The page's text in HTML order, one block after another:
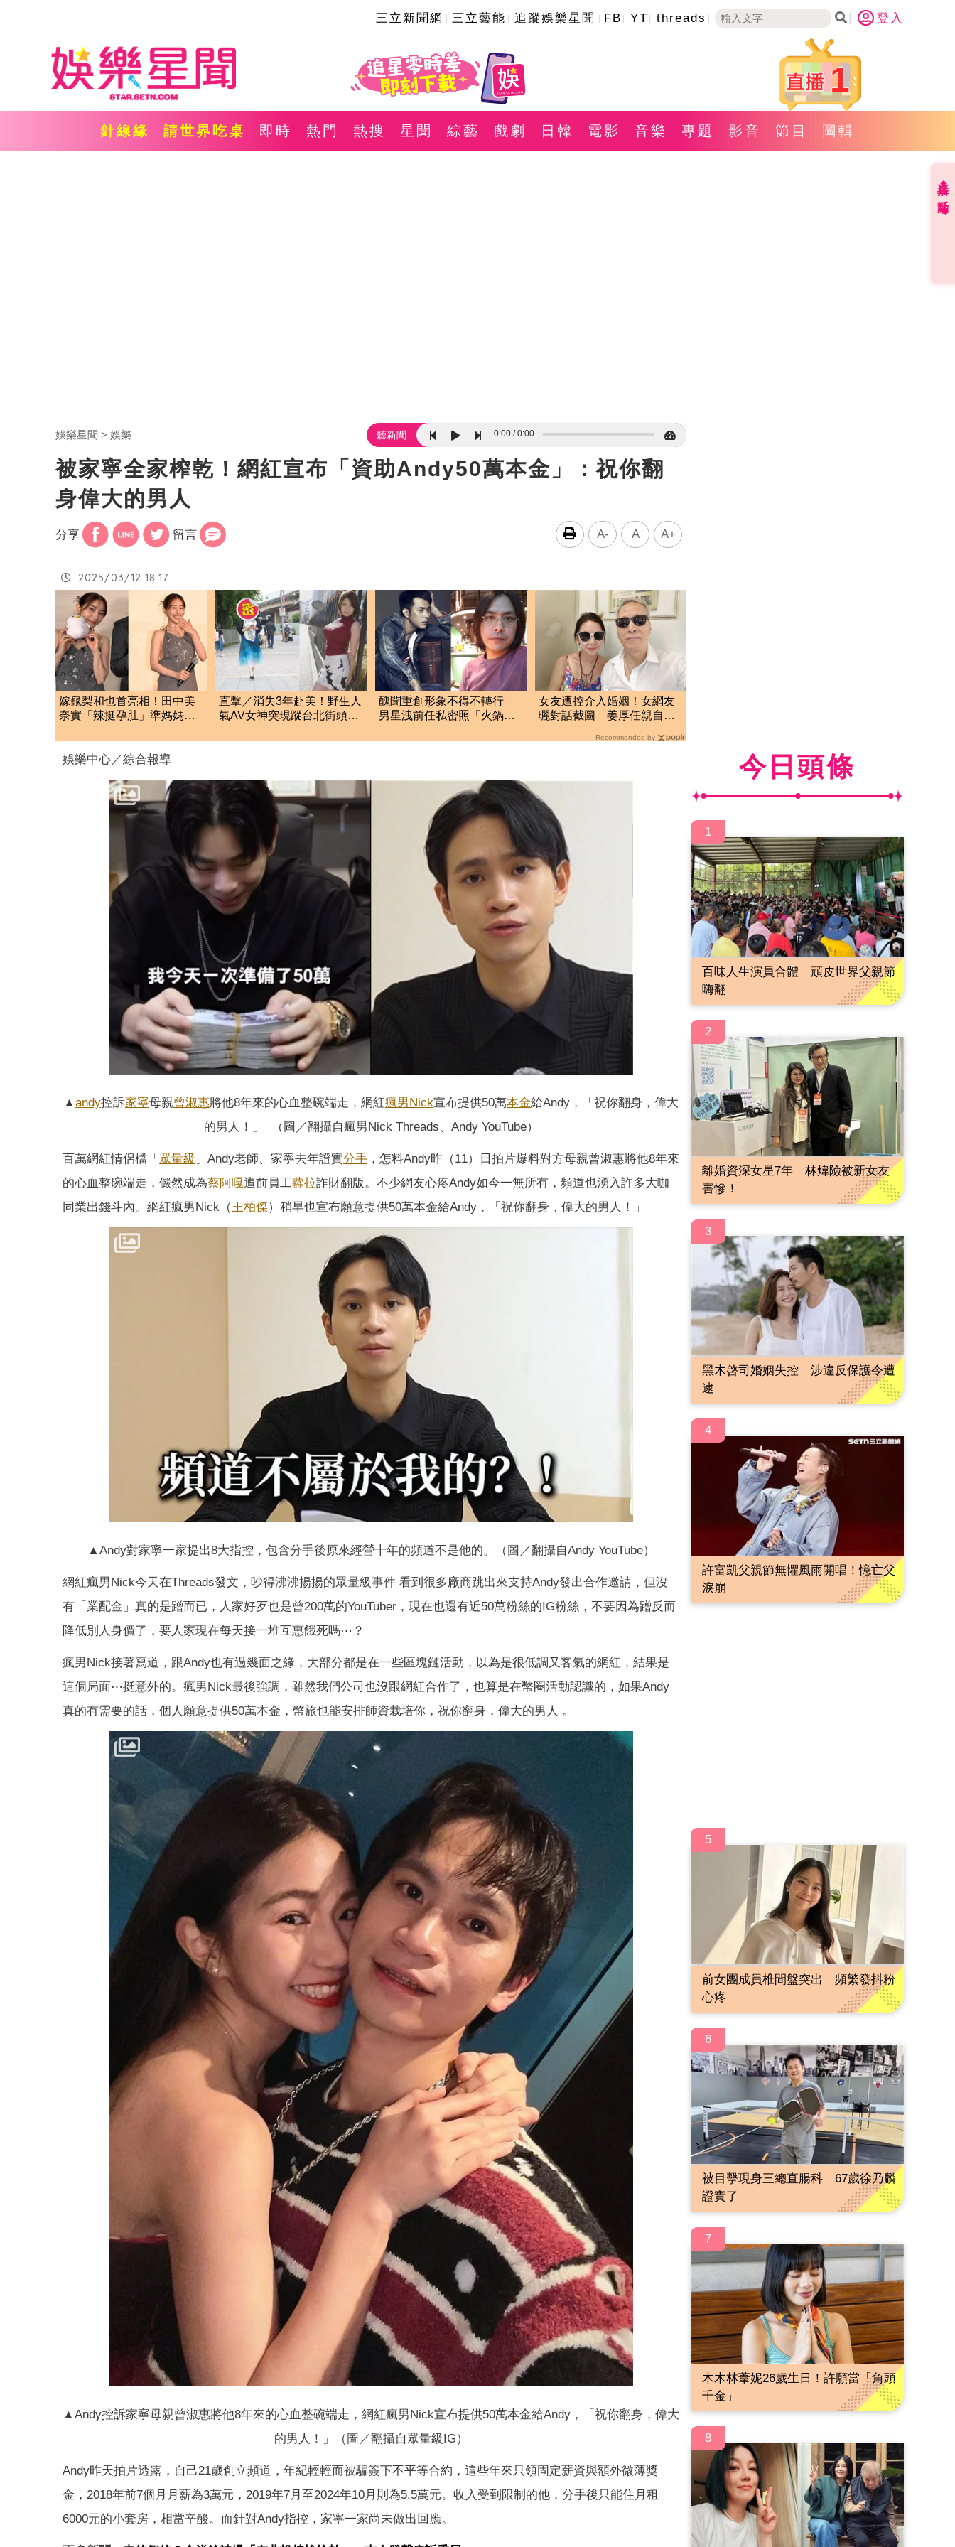
三立新聞網 三立藝能 追蹤娛樂星聞 FB YT threads 登入
1
針線緣 請世界吃桌 即時 熱門 熱搜 星聞 綜藝 戲劇 日韓 電影 音樂 專題 影音 節目 圖輯
娛樂星聞 娛樂 聽新聞 0:00 0:00
被家寧全家榨乾！網紅宣布「資助Andy50萬本金」：祝你翻
身偉大的男人
分享 留言 A- A A+
2025/03/12 18:17
嫁龜梨和也首亮相！田中美
奈實「辣挺孕肚」準媽媽被
直擊／消失3年赴美！野生人
氣AV女神突現蹤台北街頭
醜聞重創形象不得不轉行
男星洩前任私密照「火鍋店
女友遭控介入婚姻！女網友
曬對話截圖 姜厚任親自回
Recommended by
娛樂中心／綜合報導
▲andy控訴家寧母親曾淑惠將他8年來的心血整碗端走，網紅瘋男Nick宣布提供50萬本金給Andy，「祝你翻身，偉大
的男人！」 （圖／翻攝自瘋男Nick Threads、Andy YouTube）
百萬網紅情侶檔「 眾量級 」Andy老師、家寧去年證實分手 ，怎料Andy昨（11）日拍片爆料對方母親曾淑惠將他8年來
的心血整碗端走，儼然成為蔡阿嘎遭前員工蘿拉詐財翻版。不少網友心疼Andy如今一無所有，頻道也湧入許多大咖
同業出錢斗內。網紅瘋男Nick（王柏傑）稍早也宣布願意提供50萬本金給Andy，「祝你翻身，偉大的男人！」
▲Andy對家寧一家提出8大指控，包含分手後原來經營十年的頻道不是他的。（圖／翻攝自Andy YouTube）
網紅瘋男Nick今天在Threads發文，吵得沸沸揚揚的眾量級事件 看到很多廠商跳出來支持Andy發出合作邀請，但沒
有「業配金」真的是蹭而已，人家好歹也是曾200萬的YouTuber，現在也還有近50萬粉絲的IG粉絲，不要因為蹭反而
降低別人身價了，要人家現在每天接一堆互惠餓死嗎⋯？
瘋男Nick接著寫道，跟Andy也有過幾面之緣，大部分都是在一些區塊鏈活動，以為是很低調又客氣的網紅，結果是
這個局面⋯挺意外的。瘋男Nick最後強調，雖然我們公司也沒跟網紅合作了，也算是在幣圈活動認識的，如果Andy
真的有需要的話，個人願意提供50萬本金，幣旅也能安排師資栽培你，祝你翻身，偉大的男人 。
▲Andy控訴家寧母親曾淑惠將他8年來的心血整碗端走，網紅瘋男Nick宣布提供50萬本金給Andy，「祝你翻身，偉大
的男人！」（圖／翻攝自眾量級IG）
Andy昨天拍片透露，自己21歲創立頻道，年紀輕輕而被騙簽下不平等合約，這些年來只領固定薪資與額外微薄獎
金，2018年前7個月月薪為3萬元，2019年7月至2024年10月則為5.5萬元。收入受到限制的他，分手後只能住月租
6000元的小套房，相當辛酸。而針對Andy指控，家寧一家尚未做出回應。
今日頭條
1
百味人生演員合體 頑皮世界父親節
嗨翻
2
離婚資深女星7年 林煒險被新女友
害慘！
3
黑木啓司婚姻失控 涉違反保護令遭
逮
4
許富凱父親節無懼風雨開唱！憶亡父
淚崩
5
前女團成員椎間盤突出 頻繁發抖粉
心疼
6
被目擊現身三總直腸科 67歲徐乃麟
證實了
7
木木林葦妮26歲生日！許願當「角頭
千金」
8
直播✦活動